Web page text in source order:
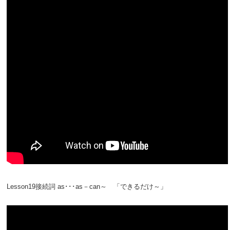
Lesson19接続詞 as･･･as－can～ 「できるだけ～」